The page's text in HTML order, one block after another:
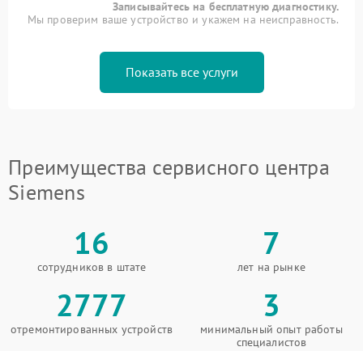
Записывайтесь на бесплатную диагностику.
Мы проверим ваше устройство и укажем на неисправность.
Показать все услуги
Преимущества сервисного центра
Siemens
16
сотрудников в штате
7
лет на рынке
2777
отремонтированных устройств
3
минимальный опыт работы
специалистов